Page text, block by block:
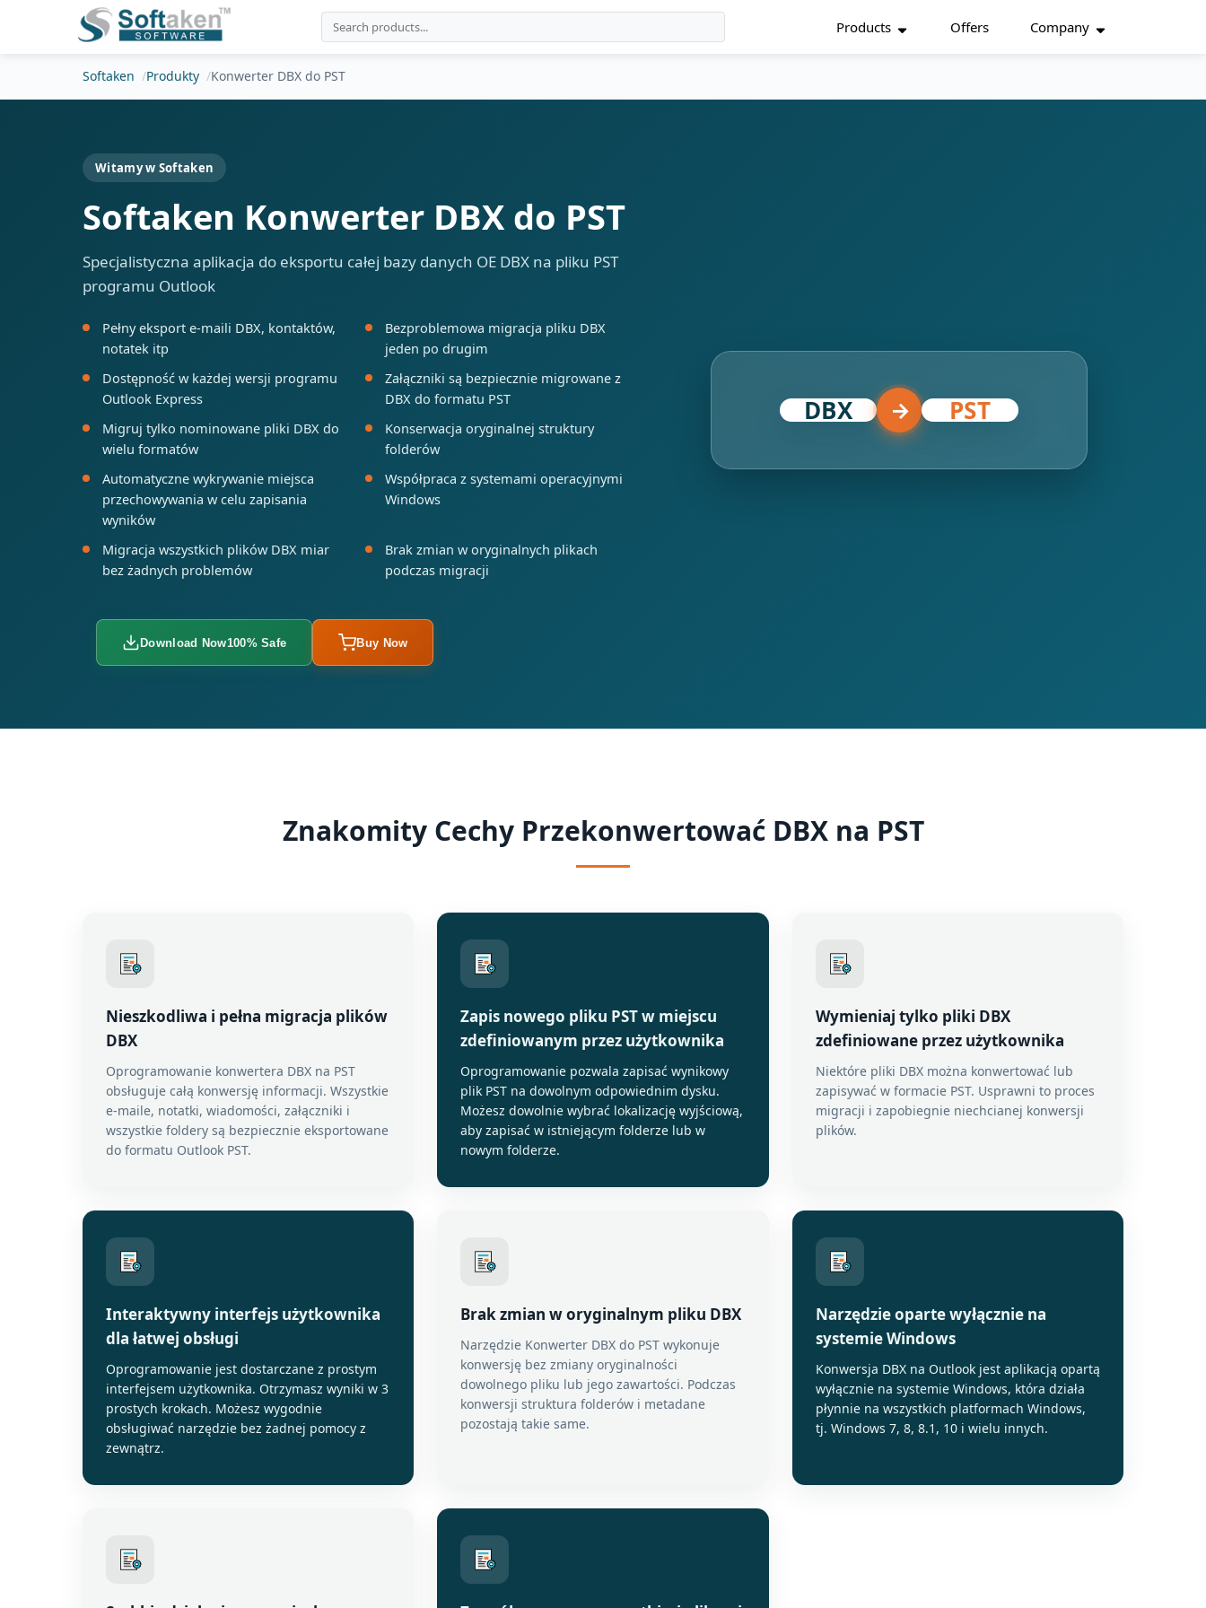
Products Offers Company
Softaken Produkty Konwerter DBX do PST
Witamy w Softaken
Softaken Konwerter DBX do PST
Specjalistyczna aplikacja do eksportu całej bazy danych OE DBX na pliku PST
programu Outlook
Pełny eksport e-maili DBX, kontaktów,
notatek itp
Bezproblemowa migracja pliku DBX
jeden po drugim
Dostępność w każdej wersji programu
Outlook Express
Załączniki są bezpiecznie migrowane z
DBX do formatu PST
Migruj tylko nominowane pliki DBX do
wielu formatów
Konserwacja oryginalnej struktury
folderów
Automatyczne wykrywanie miejsca
przechowywania w celu zapisania
wyników
Współpraca z systemami operacyjnymi
Windows
Migracja wszystkich plików DBX miar
bez żadnych problemów
Brak zmian w oryginalnych plikach
podczas migracji
Download Now100% Safe Buy Now
DBX → PST
Znakomity Cechy Przekonwertować DBX na PST
Nieszkodliwa i pełna migracja plików
DBX
Oprogramowanie konwertera DBX na PST
obsługuje całą konwersję informacji. Wszystkie
e-maile, notatki, wiadomości, załączniki i
wszystkie foldery są bezpiecznie eksportowane
do formatu Outlook PST.
Zapis nowego pliku PST w miejscu
zdefiniowanym przez użytkownika
Oprogramowanie pozwala zapisać wynikowy
plik PST na dowolnym odpowiednim dysku.
Możesz dowolnie wybrać lokalizację wyjściową,
aby zapisać w istniejącym folderze lub w
nowym folderze.
Wymieniaj tylko pliki DBX
zdefiniowane przez użytkownika
Niektóre pliki DBX można konwertować lub
zapisywać w formacie PST. Usprawni to proces
migracji i zapobiegnie niechcianej konwersji
plików.
Interaktywny interfejs użytkownika
dla łatwej obsługi
Oprogramowanie jest dostarczane z prostym
interfejsem użytkownika. Otrzymasz wyniki w 3
prostych krokach. Możesz wygodnie
obsługiwać narzędzie bez żadnej pomocy z
zewnątrz.
Brak zmian w oryginalnym pliku DBX
Narzędzie Konwerter DBX do PST wykonuje
konwersję bez zmiany oryginalności
dowolnego pliku lub jego zawartości. Podczas
konwersji struktura folderów i metadane
pozostają takie same.
Narzędzie oparte wyłącznie na
systemie Windows
Konwersja DBX na Outlook jest aplikacją opartą
wyłącznie na systemie Windows, która działa
płynnie na wszystkich platformach Windows,
tj. Windows 7, 8, 8.1, 10 i wielu innych.